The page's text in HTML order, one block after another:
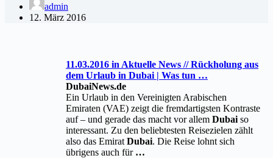
admin
12. März 2016
11.03.2016 in Aktuelle News // Rückholung aus
dem Urlaub in Dubai | Was tun …
DubaiNews.de
Ein Urlaub in den Vereinigten Arabischen
Emiraten (VAE) zeigt die fremdartigsten Kontraste
auf – und gerade das macht vor allem Dubai so
interessant. Zu den beliebtesten Reisezielen zählt
also das Emirat Dubai. Die Reise lohnt sich
übrigens auch für …